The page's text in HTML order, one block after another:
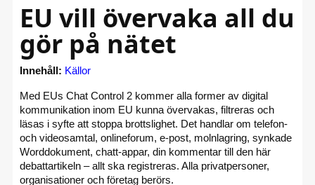
EU vill övervaka all du
gör på nätet
Innehåll: Källor
Med EUs Chat Control 2 kommer alla former av digital
kommunikation inom EU kunna övervakas, filtreras och
läsas i syfte att stoppa brottslighet. Det handlar om telefon-
och video­samtal, online­forum, e-post, molnlagring, synkade
Worddokument, chatt-appar, din kommentar till den här
debatt­artikeln – allt ska registreras. Alla privat­personer,
organisationer och företag berörs.